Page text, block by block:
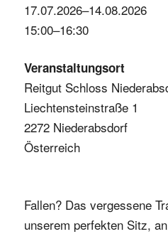
17.07.2026–14.08.2026
15:00–16:30
Veranstaltungsort
Reitgut Schloss
Liechtensteinstraße 1
2272 Niederabsdorf
Österreich
Fallen? Das vergessene
unserem perfekten Sitz,